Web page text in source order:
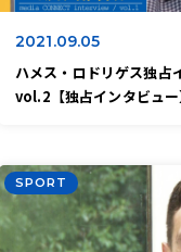
2021.09.05
ハメス・ロドリゲス独占
vol.2【独占インタビュー
SPORT